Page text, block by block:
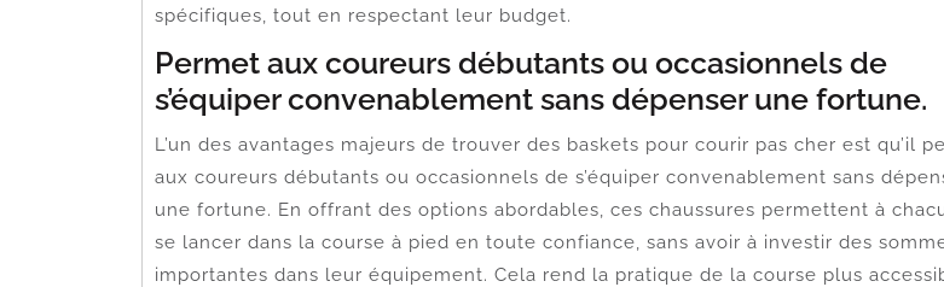
spécifiques, tout en respectant leur budget.
Permet aux coureurs débutants ou occasionnels de
s’équiper convenablement sans dépenser une fortune.
L’un des avantages majeurs de trouver des baskets pour courir pas cher est qu’il
aux coureurs débutants ou occasionnels de s’équiper convenablement sans
une fortune. En offrant des options abordables, ces chaussures permettent à
se lancer dans la course à pied en toute confiance, sans avoir à investir des
importantes dans leur équipement. Cela rend la pratique de la course plus